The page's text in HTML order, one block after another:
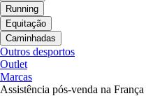
Running
Equitação
Caminhadas
Outros desportos
Outlet
Marcas
Assistência pós-venda na França